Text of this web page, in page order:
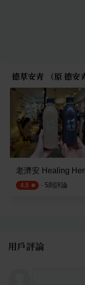
德草安青 （原 德安
老濟安 Healing
4.5 · 5則評論
用戶評論